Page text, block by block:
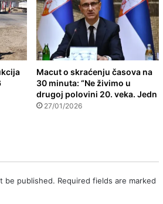
Macut o skraćenju časova na
30 minuta: “Ne živimo u
drugoj polovini 20. veka. Jedn
27/01/2026
be published. Required fields are marked